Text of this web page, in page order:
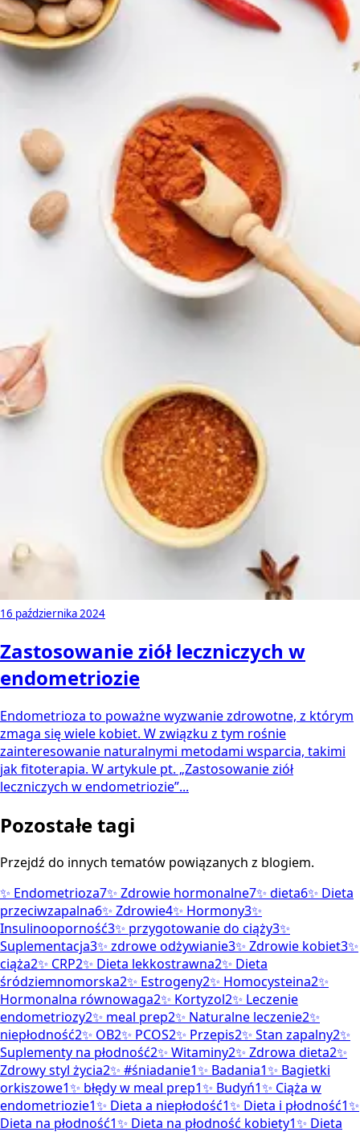
16 października 2024
Zastosowanie ziół leczniczych w
endometriozie
Endometrioza to poważne wyzwanie zdrowotne, z którym
zmaga się wiele kobiet. W związku z tym rośnie
zainteresowanie naturalnymi metodami wsparcia, takimi
jak fitoterapia. W artykule pt. „Zastosowanie ziół
leczniczych w endometriozie”...
Pozostałe tagi
Przejdź do innych tematów powiązanych z blogiem.
✨ Endometrioza7✨ Zdrowie hormonalne7✨ dieta6✨ Dieta
przeciwzapalna6✨ Zdrowie4✨ Hormony3✨
Insulinooporność3✨ przygotowanie do ciąży3✨
Suplementacja3✨ zdrowe odżywianie3✨ Zdrowie kobiet3✨
ciąża2✨ CRP2✨ Dieta lekkostrawna2✨ Dieta
śródziemnomorska2✨ Estrogeny2✨ Homocysteina2✨
Hormonalna równowaga2✨ Kortyzol2✨ Leczenie
endometriozy2✨ meal prep2✨ Naturalne leczenie2✨
niepłodność2✨ OB2✨ PCOS2✨ Przepis2✨ Stan zapalny2✨
Suplementy na płodność2✨ Witaminy2✨ Zdrowa dieta2✨
Zdrowy styl życia2✨ #śniadanie1✨ Badania1✨ Bagietki
orkiszowe1✨ błędy w meal prep1✨ Budyń1✨ Ciąża w
endometriozie1✨ Dieta a niepłodość1✨ Dieta i płodność1✨
Dieta na płodność1✨ Dieta na płodność kobiety1✨ Dieta